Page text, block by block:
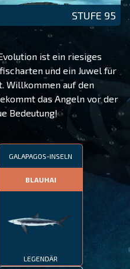
STUFE 95
ist ein riesiges
und ein Juwel für
Willkommen auf den
das Angeln vor der
Bedeutung!
GALAPAGOS-INSELN
BLAUHAI
LEGENDÄR